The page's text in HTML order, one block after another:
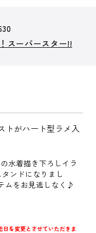
スーパースター!!
トがハート型ラメ入
水着描き下ろしイラ
ンドになりまし
ムをお見逃しなく♪
を変更とさせていただきま